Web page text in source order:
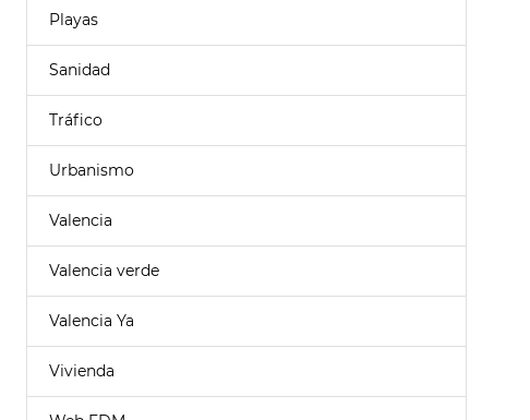
Playas
Sanidad
Tráfico
Urbanismo
Valencia
Valencia verde
Valencia Ya
Vivienda